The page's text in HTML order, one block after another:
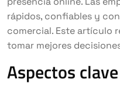
rápidos, confiables y
comercial. Este artículo
tomar mejores
Aspectos clave